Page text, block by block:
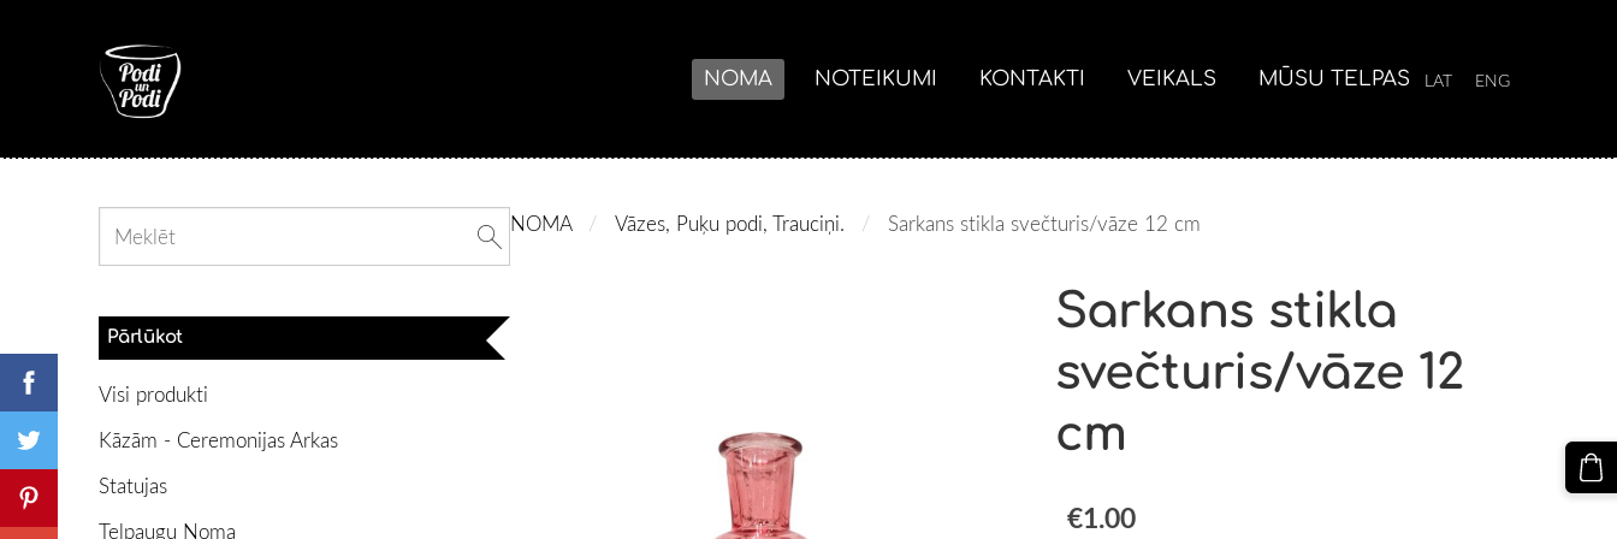
NOMA NOTEIKUMI KONTAKTI VEIKALS MŪSU TELPAS LAT ENG
Pārlūkot
Visi produkti
Kāzām - Ceremonijas Arkas
Statujas
Telpaugu Noma
NOMA Vāzes, Puķu podi, Trauciņi. Sarkans stikla svečturis/vāze 12 cm
Sarkans stikla
svečturis/vāze 12
cm
€1.00